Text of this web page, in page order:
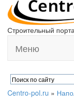
Строительный
Меню
Centro-pol.ru »